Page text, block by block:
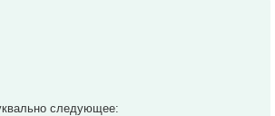
следующее: